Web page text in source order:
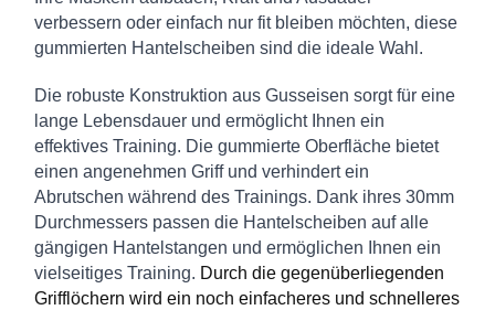
verbessern oder einfach nur fit bleiben möchten, diese
gummierten Hantelscheiben sind die ideale Wahl.
Die robuste Konstruktion aus Gusseisen sorgt für eine
lange Lebensdauer und ermöglicht Ihnen ein
effektives Training. Die gummierte Oberfläche bietet
einen angenehmen Griff und verhindert ein
Abrutschen während des Trainings. Dank ihres 30mm
Durchmessers passen die Hantelscheiben auf alle
gängigen Hantelstangen und ermöglichen Ihnen ein
vielseitiges Training. Durch die gegenüberliegenden
Grifflöchern wird ein noch einfacheres und schnelleres